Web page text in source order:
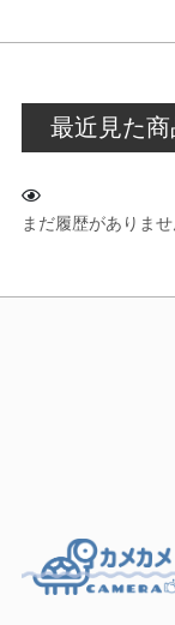
最近見た商
まだ履歴がありませ